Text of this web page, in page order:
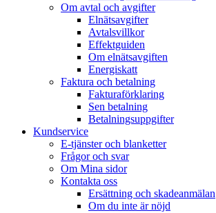
Om avtal och avgifter
Elnätsavgifter
Avtalsvillkor
Effektguiden
Om elnätsavgiften
Energiskatt
Faktura och betalning
Fakturaförklaring
Sen betalning
Betalningsuppgifter
Kundservice
E-tjänster och blanketter
Frågor och svar
Om Mina sidor
Kontakta oss
Ersättning och skadeanmälan
Om du inte är nöjd